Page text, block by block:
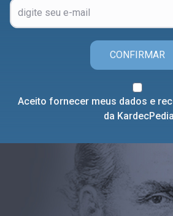
CONFIRMAR
Aceito fornecer meus dados e
da